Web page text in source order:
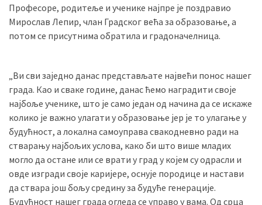
ГРАДОВИ
(810)
Пландиште
Uncategorized
(493)
Панчево
(479)
Чланци
(306)
Професоре, родитеље и ученике најпре је поздравио
Мирослав Лепир, члан Градског већа за образовање, а
потом се присутнима обратила и градоначелница.
„Ви сви заједно данас представљате највећи понос нашег
града. Као и сваке године, данас ћемо наградити своје
најбоље ученике, што је само један од начина да се искаже
колико је важно улагати у образовање јер је то улагање у
будућност, а локална самоуправа свакодневно ради на
стварању најбољих услова, како би што више младих
могло да остане или се врати у град у којем су одрасли и
овде изгради своје каријере, оснује породице и настави
да ствара још бољу средину за будуће генерације.
Будућност нашег града огледа се управо у вама. Од срца